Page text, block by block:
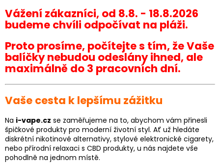
Vážení zákazníci, od 8.8. - 18.8.2026
budeme chvíli odpočívat na pláži.
Proto prosíme, počítejte s tím, že Vaše
balíčky nebudou odeslány ihned, ale
maximálně do 3 pracovních dní.
Vaše cesta k lepšímu zážitku
Na i-vape.cz se zaměřujeme na to, abychom vám přinesli
špičkové produkty pro moderní životní styl. Ať už hledáte
diskrétní nikotinové alternativy, stylové elektronické cigarety,
nebo přírodní relaxaci s CBD produkty, u nás najdete vše
pohodlně na jednom místě.